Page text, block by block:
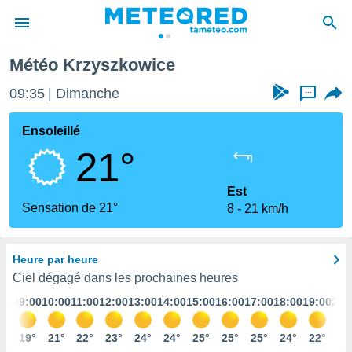
de
en
Météo Krzyszkowice
09:35 Dimanche ...
Ensoleillé
21°
Sensation de 21°
Est
8
21 km/h
Heure par heure
Ciel dégagé dans les prochaines heures
09:00
19°
10:00
21°
11:00
22°
12:00
23°
13:00
24°
14:00
24°
15:00
25°
16:00
25°
17:00
25°
18:00
24°
19:00
22°